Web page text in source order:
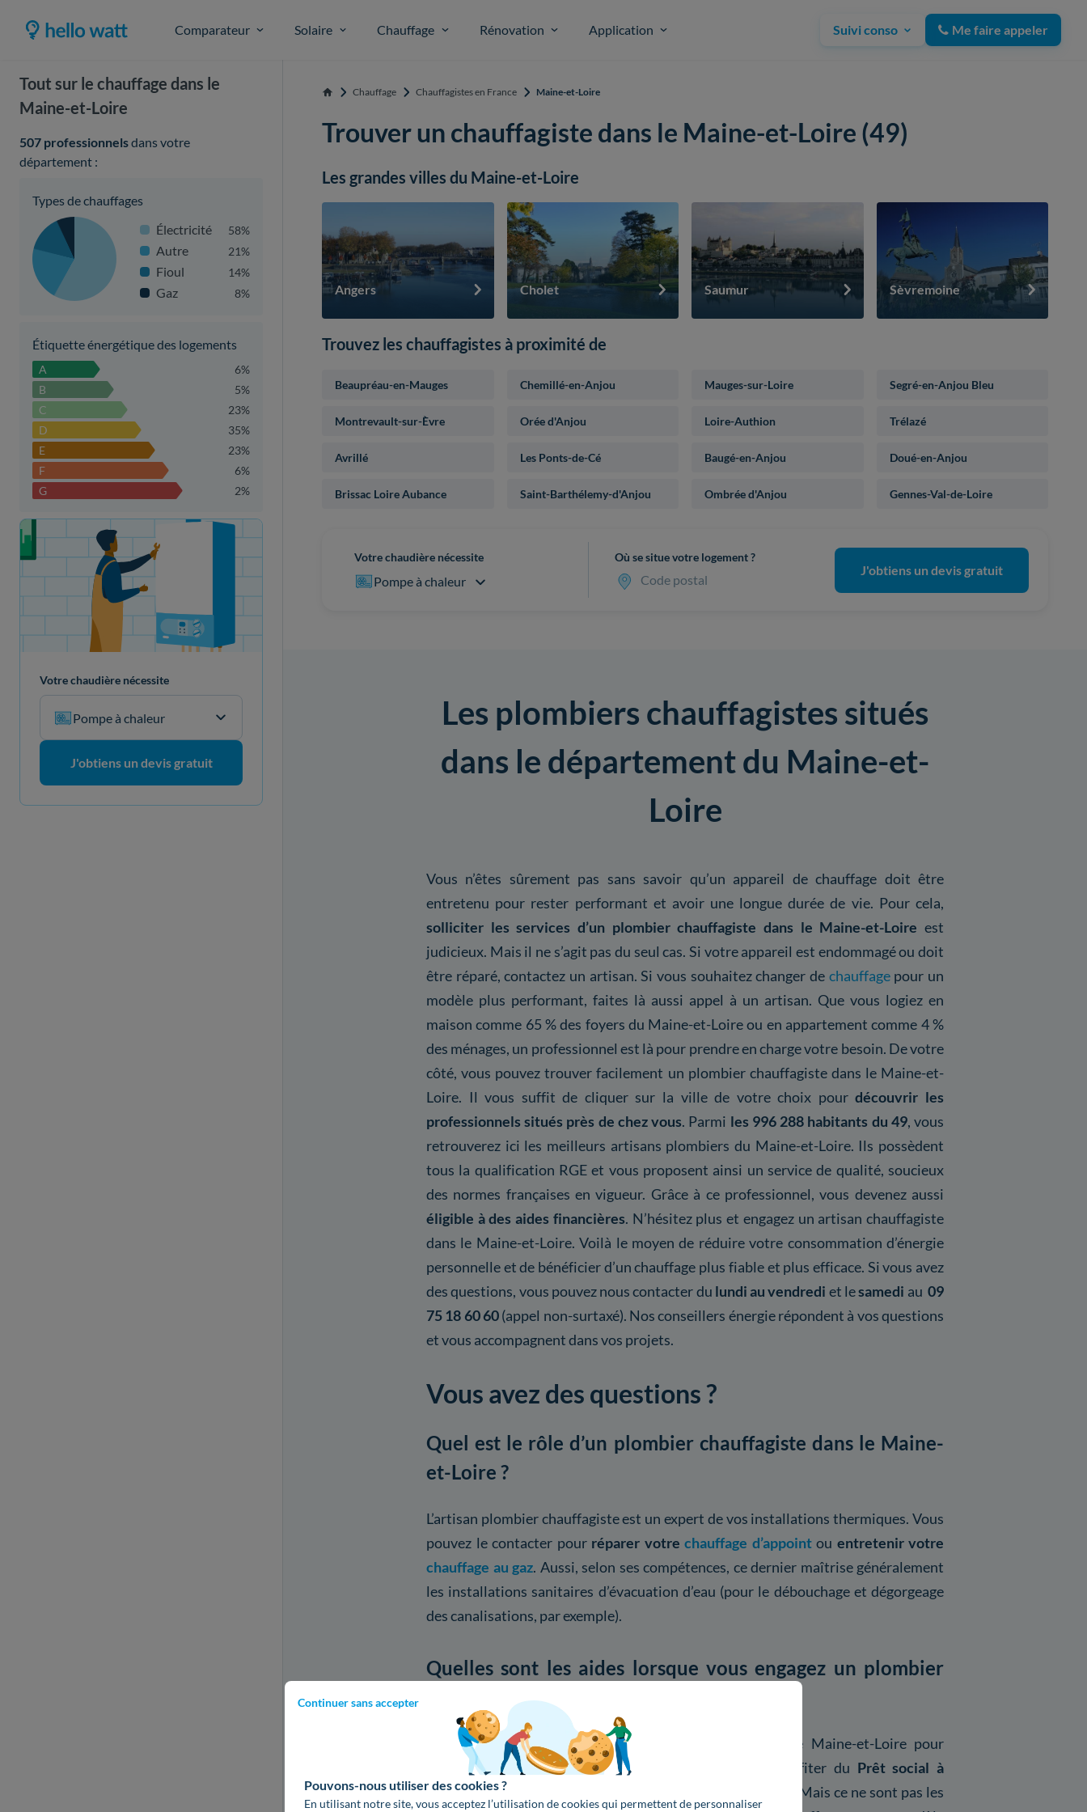
Comparateur Solaire Chauffage Rénovation Application Suivi conso Me faire appeler
Continuer sans accepter
Pouvons-nous utiliser des cookies ?
En utilisant notre site, vous acceptez l’utilisation de cookies qui permettent de personnaliser
Tout sur le chauffage dans le
Maine-et-Loire
507 professionnelsdans votre
département :
Types de chauffages
Électricité
58%
Autre 21%
Fioul 14%
Gaz 8%
Étiquette énergétique des logements
A
6%
B
5%
C
23%
D
35%
E
23%
F
6%
G
2%
Votre projet de rénovation
Votre chaudière nécessite
Pompe à chaleur
J'obtiens un devis gratuit
Accueil Chauffage Chauffagistes en France Maine-et-Loire
Trouver un chauffagiste dans le Maine-et-Loire (49)
Les grandes villes du Maine-et-Loire
Angers Cholet Saumur Sèvremoine
Trouvez les chauffagistes à proximité de
Beaupréau-en-Mauges Chemillé-en-Anjou Mauges-sur-Loire Segré-en-Anjou Bleu
Montrevault-sur-Èvre Orée d'Anjou Loire-Authion Trélazé
Avrillé Les Ponts-de-Cé Baugé-en-Anjou Doué-en-Anjou
Brissac Loire Aubance Saint-Barthélemy-d'Anjou Ombrée d'Anjou Gennes-Val-de-Loire
Votre chaudière nécessite
Pompe à chaleur
Où se situe votre logement ?
Code postal
J'obtiens un devis gratuit
Les plombiers chauffagistes situés
dans le département du Maine-et-
Loire
Vous n’êtes sûrement pas sans savoir qu’un appareil de chauffage doit être
entretenu pour rester performant et avoir une longue durée de vie. Pour cela,
solliciter les services d’un plombier chauffagiste dans le Maine-et-Loire est
judicieux. Mais il ne s’agit pas du seul cas. Si votre appareil est endommagé ou doit
être réparé, contactez un artisan. Si vous souhaitez changer de chauffagepour un
modèle plus performant, faites là aussi appel à un artisan. Que vous logiez en
maison comme 65 % des foyers du Maine-et-Loire ou en appartement comme 4 %
des ménages, un professionnel est là pour prendre en charge votre besoin. De votre
côté, vous pouvez trouver facilement un plombier chauffagiste dans le Maine-et-
Loire. Il vous suffit de cliquer sur la ville de votre choix pourdécouvrir les
professionnels situés près de chez vous. Parmi les 996 288 habitants du 49, vous
retrouverez ici les meilleurs artisans plombiers du Maine-et-Loire. Ils possèdent
tous la qualification RGE et vous proposent ainsi un service de qualité, soucieux
des normes françaises en vigueur. Grâce à ce professionnel, vous devenez aussi
éligible à des aides financières. N’hésitez plus et engagez un artisan chauffagiste
dans le Maine-et-Loire. Voilà le moyen de réduire votre consommation d’énergie
personnelle et de bénéficier d’un chauffage plus fiable et plus efficace. Si vous avez
des questions, vous pouvez nous contacter du lundi au vendredi et lesamedi au09
75 18 60 60(appel non-surtaxé). Nos conseillers énergie répondent à vos questions
et vous accompagnent dans vos projets.
Vous avez des questions ?
Quel est le rôle d’un plombier chauffagiste dans le Maine-
et-Loire ?
L’artisan plombier chauffagiste est un expert de vos installations thermiques. Vous
pouvez le contacter pour réparer votre chauffage d’appointou entretenir votre
chauffage au gaz. Aussi, selon ses compétences, ce dernier maîtrise généralement
les installations sanitaires d’évacuation d’eau (pour le débouchage et dégorgeage
des canalisations, par exemple).
Quelles sont les aides lorsque vous engagez un plombier
chauffagiste dans le Maine-et-Loire (49) ?
Lorsque vous engagez un plombier chauffagiste dans le Maine-et-Loire pour
réparer ou entretenir votre chauffage, vous pouvez profiter du Prêt social à
l'Amélioration Habitat (PAH)
. Mais ce ne sont pas les